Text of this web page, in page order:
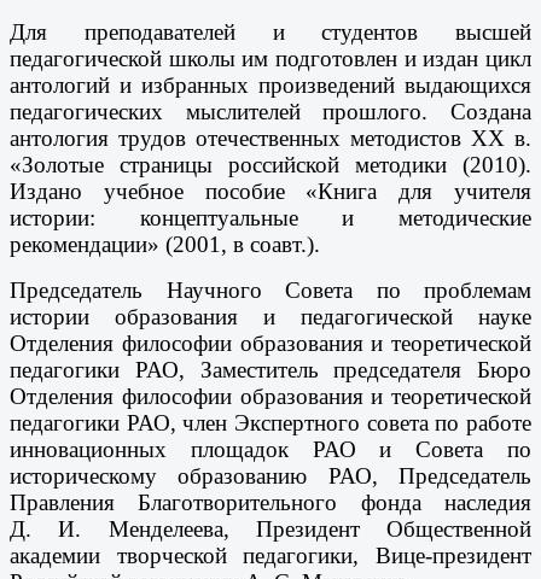
Для преподавателей и студентов высшей
педагогической школы им подготовлен и издан цикл
антологий и избранных произведений выдающихся
педагогических мыслителей прошлого. Создана
антология трудов отечественных методистов ХХ в.
«Золотые страницы российской методики (2010).
Издано учебное пособие «Книга для учителя
истории: концептуальные и методические
рекомендации» (2001, в соавт.).
Председатель Научного Совета по проблемам
истории образования и педагогической науке
Отделения философии образования и теоретической
педагогики РАО, Заместитель председателя Бюро
Отделения философии образования и теоретической
педагогики РАО, член Экспертного совета по работе
инновационных площадок РАО и Совета по
историческому образованию РАО, Председатель
Правления Благотворительного фонда наследия
Д. И. Менделеева, Президент Общественной
академии творческой педагогики, Вице-президент